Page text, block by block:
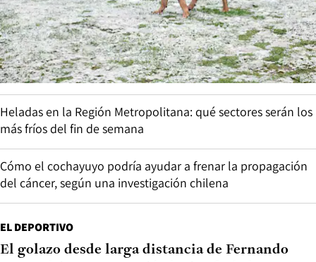
Heladas en la Región Metropolitana: qué sectores serán los
más fríos del fin de semana
Cómo el cochayuyo podría ayudar a frenar la propagación
del cáncer, según una investigación chilena
EL DEPORTIVO
El golazo desde larga distancia de Fernando